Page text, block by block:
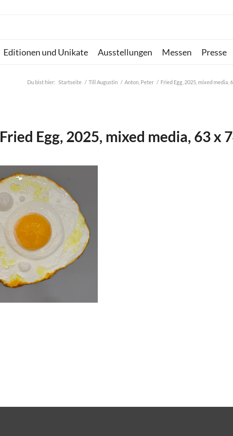
Editionen und Unikate Ausstellungen Messen Presse
Du bist hier: Startseite / Till Augustin / Anton, Peter / Fried Egg, 2025, mixed media,
Fried Egg, 2025, mixed media, 63 x